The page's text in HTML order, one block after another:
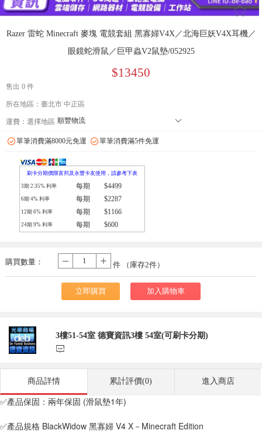
󰄔
Razer 雷蛇 Minecraft 麥塊 電競套組 黑寡婦V4X／北海巨妖V4X耳機／
眼鏡蛇滑鼠／巨甲蟲V2鼠墊/052925
$13450
售出 0 件
所在地區：臺北市 中正區
運費： 選擇地區 順豐物流 󰄘
郵局
單筆消費滿8000元免運 單筆消費滿5件免運
刷卡分期價限富邦及永豐卡友使用，請參考下表
3期 2.35% 利率 每期 $4499
6期 4% 利率 每期 $2287
12期 6% 利率 每期 $1166
24期 9% 利率 每期 $600
購買數量：
- 件 （庫存2件）
立即購買 加入購物車
3樓51-54室 德寶資訊3樓 54室(可刷卡分期)
󰃨
商品詳情 累計評價(0) 進入商店
✅產品保固：兩年保固 (滑鼠墊1年)
✅產品規格 BlackWidow 黑寡婦 V4 X－Minecraft Edition